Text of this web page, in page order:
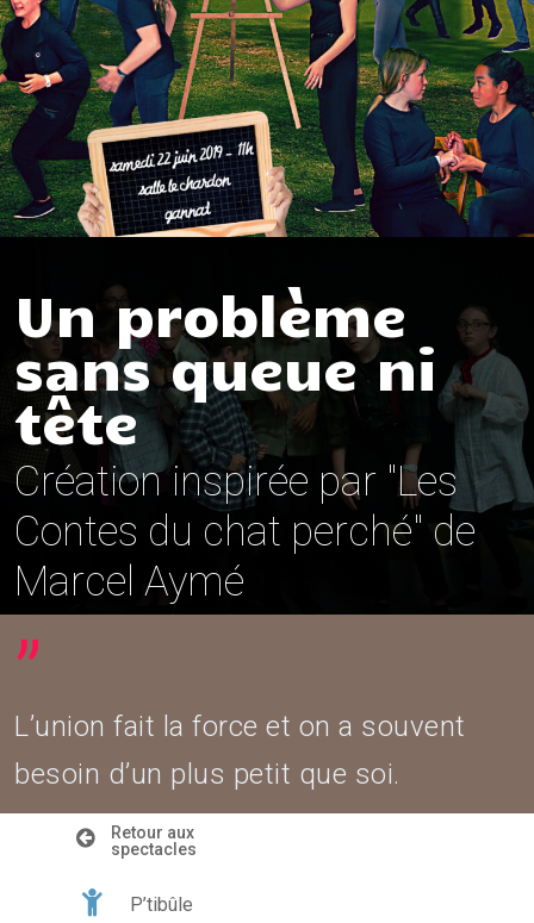
Un problème
sans queue ni
tête
Création inspirée par "Les
Contes du chat perché" de
Marcel Aymé
”
L’union fait la force et on a souvent
besoin d’un plus petit que soi.
Retour aux
spectacles
P’tibûle